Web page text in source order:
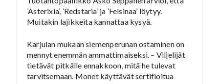
’Asterixia’, ’Redstaria’ ja ’Felsinaa’ löytyy.
Muitakin lajikkeita kannattaa kysyä.
Karjulan mukaan siemenperunan ostaminen on
mennyt enemmän ammattimaiseksi. – Viljelijät
tietävät pitkälle ennakkoon, mitä he tulevat
tarvitsemaan. Monet käyttävät sertifioitua